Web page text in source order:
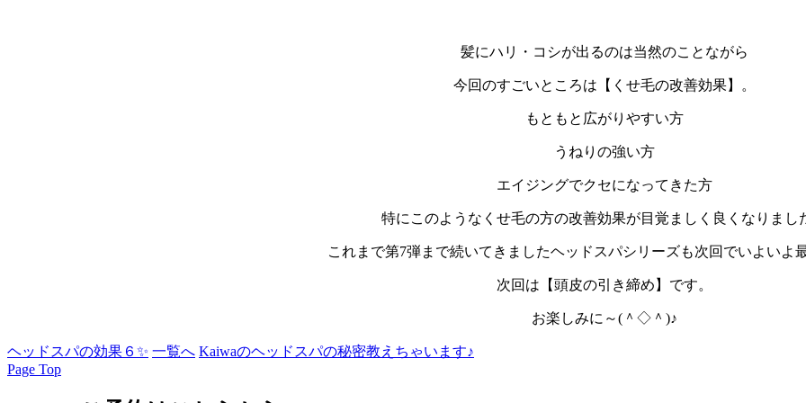
髪にハリ・コシが出るのは当然のことながら
今回のすごいところは【くせ毛の改善効果】。
もともと広がりやすい方
うねりの強い方
エイジングでクセになってきた方
特にこのようなくせ毛の方の改善効果が目覚ましく良くなりまし
これまで第7弾まで続いてきましたヘッドスパシリーズも次回でいよいよ
次回は【頭皮の引き締め】です。
お楽しみに～(＾◇＾)♪
ヘッドスパの効果６✨ 一覧へ Kaiwaのヘッドスパの秘密教えちゃいます♪
Page Top